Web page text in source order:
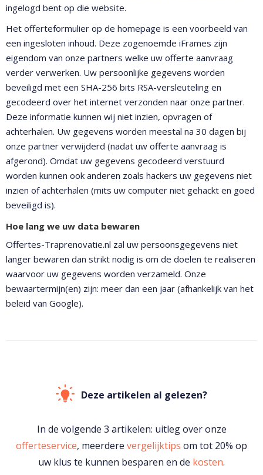
ingelogd bent op die website.
Het offerteformulier op de homepage is een voorbeeld van
een ingesloten inhoud. Deze zogenoemde iFrames zijn
eigendom van onze partners welke uw offerte aanvraag
verder verwerken. Uw persoonlijke gegevens worden
beveiligd met een SHA-256 bits RSA-versleuteling en
gecodeerd over het internet verzonden naar onze partner.
Deze informatie kunnen wij niet inzien, opvragen of
achterhalen. Uw gegevens worden meestal na 30 dagen bij
onze partner verwijderd (nadat uw offerte aanvraag is
afgerond). Omdat uw gegevens gecodeerd verstuurd
worden kunnen ook anderen zoals hackers uw gegevens niet
inzien of achterhalen (mits uw computer niet gehackt en goed
beveiligd is).
Hoe lang we uw data bewaren
Offertes-Traprenovatie.nl zal uw persoonsgegevens niet
langer bewaren dan strikt nodig is om de doelen te realiseren
waarvoor uw gegevens worden verzameld. Onze
bewaartermijn(en) zijn: meer dan een jaar (afhankelijk van het
beleid van Google).
Deze artikelen al gelezen?
In de volgende 3 artikelen: uitleg over onze
offerteservice, meerdere vergelijktips om tot 20% op
uw klus te kunnen besparen en de kosten.